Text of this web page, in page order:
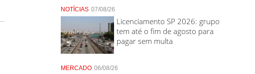
NOTÍCIAS 07/08/26
Licenciamento SP 2026: grupo
tem até o fim de agosto para
pagar sem multa
MERCADO 06/08/26